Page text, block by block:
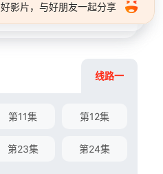
好影片，与好朋友一起分享
线路一
第11集 第12集
第23集 第24集